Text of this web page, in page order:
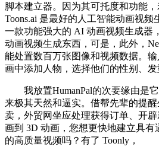
脚本建立器。因为其可托度和功能，
Toons.ai 是最好的人工智能动画视频
一款功能强大的 AI 动画视频生成器
动画视频生成东西，可是，此外，
能处置数百万张图像和视频数据。
画中添加人物，选择他们的性别、发
我放置HumanPal的次要缘由是它
来极其天然和逼实。借帮先辈的提
卖，外贸网坐应处理获得订单、开
画到 3D 动画，您想更快地建立具
的高质量视频吗？有了 Toonly，